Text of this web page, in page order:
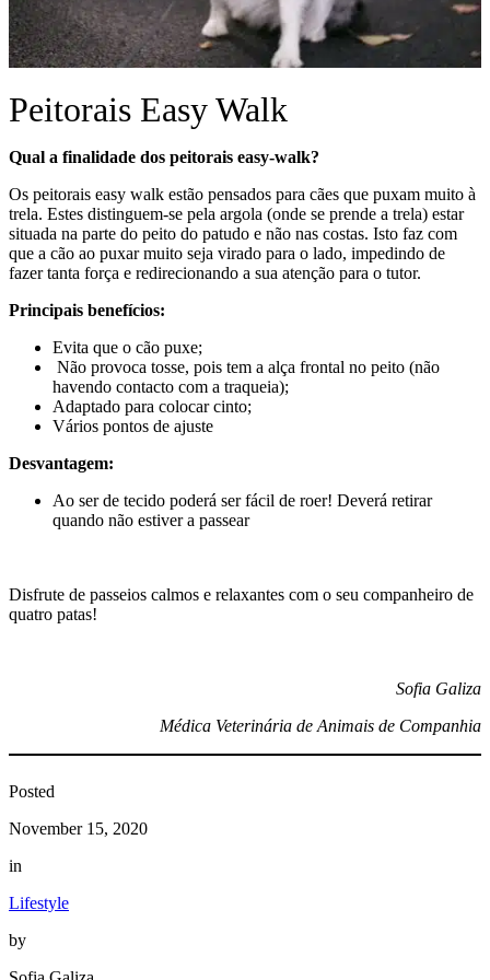
Peitorais Easy Walk
Qual a finalidade dos peitorais easy-walk?
Os peitorais easy walk estão pensados para cães que puxam muito à
trela. Estes distinguem-se pela argola (onde se prende a trela) estar
situada na parte do peito do patudo e não nas costas. Isto faz com
que a cão ao puxar muito seja virado para o lado, impedindo de
fazer tanta força e redirecionando a sua atenção para o tutor.
Principais benefícios:
Evita que o cão puxe;
Não provoca tosse, pois tem a alça frontal no peito (não
havendo contacto com a traqueia);
Adaptado para colocar cinto;
Vários pontos de ajuste
Desvantagem:
Ao ser de tecido poderá ser fácil de roer! Deverá retirar
quando não estiver a passear
Disfrute de passeios calmos e relaxantes com o seu companheiro de
quatro patas!
Sofia Galiza
Médica Veterinária de Animais de Companhia
Posted
November 15, 2020
in
Lifestyle
by